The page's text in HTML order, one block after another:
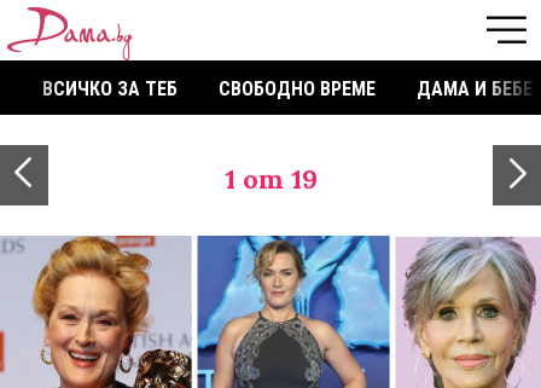
ВСИЧКО ЗА ТЕБ СВОБОДНО ВРЕМЕ ДАМА И БЕБЕ
1 от 19